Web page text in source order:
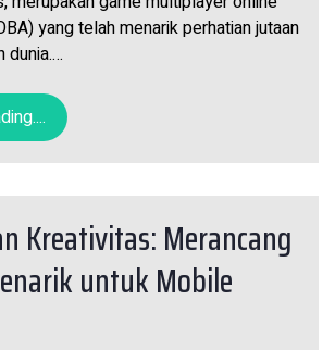
yang telah menarik perhatian jutaan
dunia.…
Kreativitas: Merancang
untuk Mobile